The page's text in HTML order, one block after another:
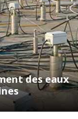
des eaux